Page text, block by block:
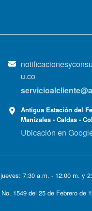
u.co
Antigua Estación del
Manizales - Caldas -
Ubicación en
7:30 a.m. - 12:00 m. y
1549 del 25 de Febrero